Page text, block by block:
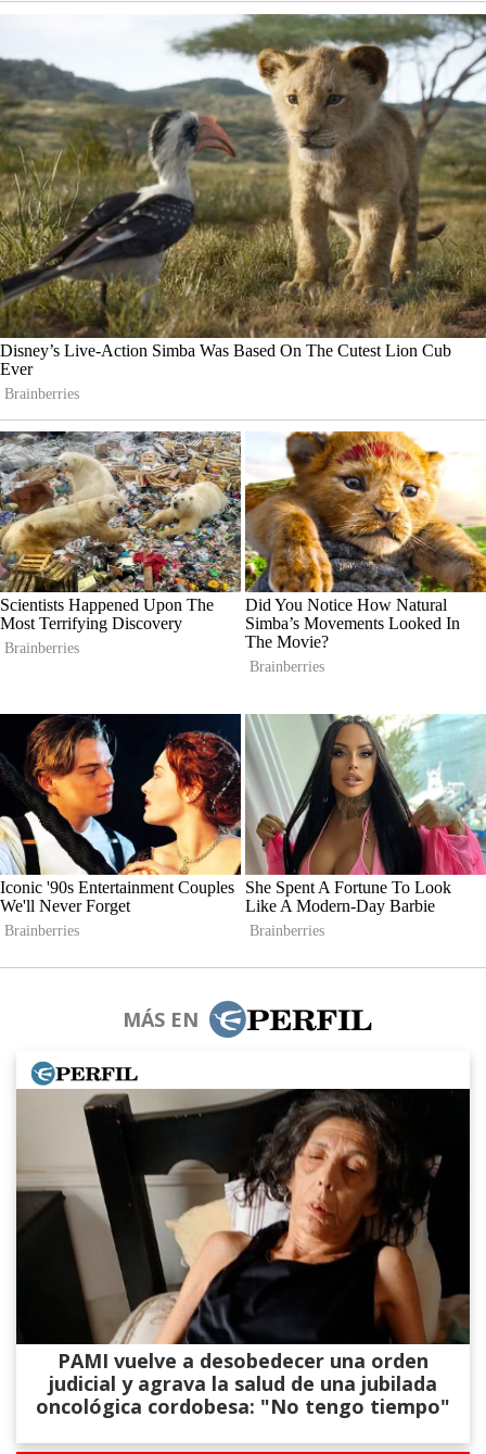
MÁS EN
PAMI vuelve a desobedecer una orden
judicial y agrava la salud de una jubilada
oncológica cordobesa: "No tengo tiempo"